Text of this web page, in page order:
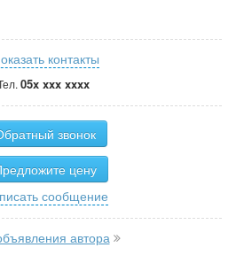
контакты
05x xxx xxxx
звонок
цену
сообщение
автора